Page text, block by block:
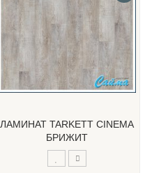
ЛАМИНАТ TARKETT CINEMA
БРИЖИТ